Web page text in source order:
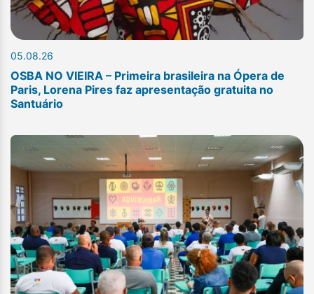
05.08.26
OSBA NO VIEIRA – Primeira brasileira na Ópera de
Paris, Lorena Pires faz apresentação gratuita no
Santuário